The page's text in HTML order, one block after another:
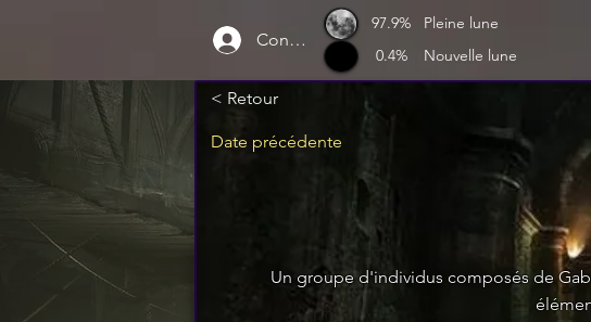
Connexion
97.9%
Pleine lune
0.4%
Nouvelle lune
< Retour
Date précédente
Un groupe d'individus composés de